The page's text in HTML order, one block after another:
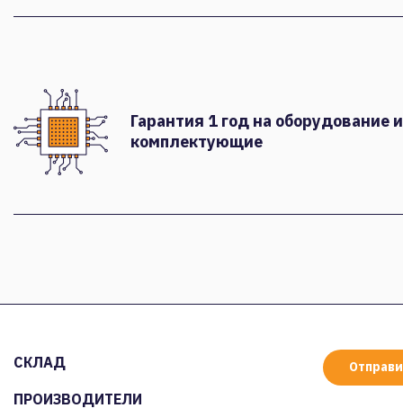
Гарантия 1 год на оборудование и
комплектующие
СКЛАД
ПРОИЗВОДИТЕЛИ